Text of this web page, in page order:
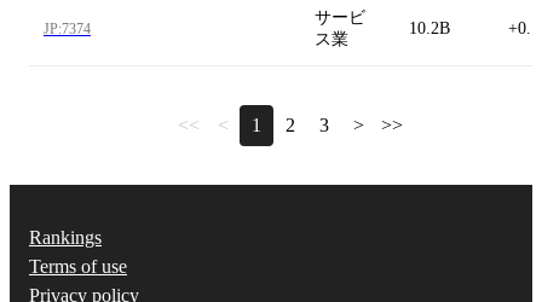
JP:7374
サービ
ス業
10.2B
<< < 1 2 3 > >>
Rankings
Terms of use
Privacy policy